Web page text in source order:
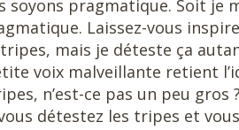
soyons pragmatique. Soit je
Laissez-vous
mais je déteste ça
voix malveillante retient
n’est-ce pas un peu gros
détestez les tripes et